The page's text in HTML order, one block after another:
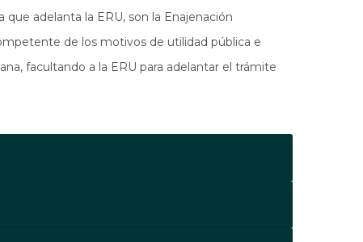
adelanta la ERU, son la Enajenación
de los motivos de utilidad pública e
facultando a la ERU para adelantar el trámite